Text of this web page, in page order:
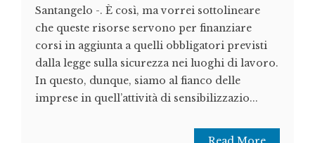
Santangelo -. È così, ma vorrei sottolineare
che queste risorse servono per finanziare
corsi in aggiunta a quelli obbligatori previsti
dalla legge sulla sicurezza nei luoghi di lavoro.
In questo, dunque, siamo al fianco delle
imprese in quell’attività di sensibilizzazio...